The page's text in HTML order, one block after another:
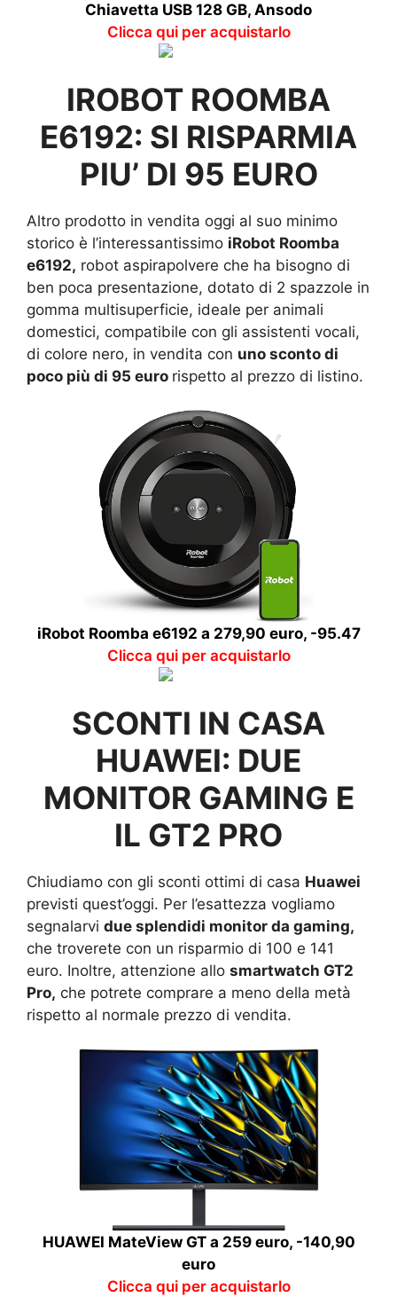
Chiavetta USB 128 GB, Ansodo
Clicca qui per acquistarlo
IROBOT ROOMBA
E6192: SI RISPARMIA
PIU’ DI 95 EURO
Altro prodotto in vendita oggi al suo minimo
storico è l’interessantissimo iRobot Roomba
e6192, robot aspirapolvere che ha bisogno di
ben poca presentazione, dotato di 2 spazzole in
gomma multisuperficie, ideale per animali
domestici, compatibile con gli assistenti vocali,
di colore nero, in vendita con uno sconto di
poco più di 95 euro rispetto al prezzo di listino.
iRobot Roomba e6192 a 279,90 euro, -95.47
Clicca qui per acquistarlo
SCONTI IN CASA
HUAWEI: DUE
MONITOR GAMING E
IL GT2 PRO
Chiudiamo con gli sconti ottimi di casa Huawei
previsti quest’oggi. Per l’esattezza vogliamo
segnalarvi due splendidi monitor da gaming,
che troverete con un risparmio di 100 e 141
euro. Inoltre, attenzione allo smartwatch GT2
Pro, che potrete comprare a meno della metà
rispetto al normale prezzo di vendita.
HUAWEI MateView GT a 259 euro, -140,90
euro
Clicca qui per acquistarlo